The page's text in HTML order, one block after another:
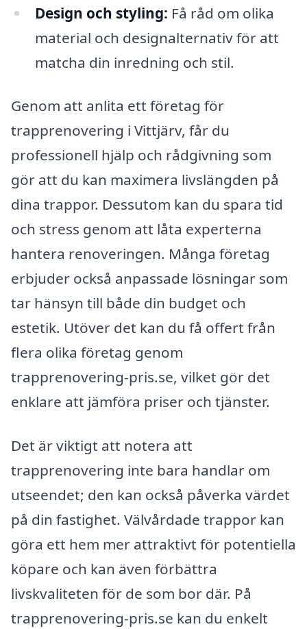
Design och styling: Få råd om olika
material och designalternativ för att
matcha din inredning och stil.
Genom att anlita ett företag för
trapprenovering i Vittjärv, får du
professionell hjälp och rådgivning som
gör att du kan maximera livslängden på
dina trappor. Dessutom kan du spara tid
och stress genom att låta experterna
hantera renoveringen. Många företag
erbjuder också anpassade lösningar som
tar hänsyn till både din budget och
estetik. Utöver det kan du få offert från
flera olika företag genom
trapprenovering-pris.se, vilket gör det
enklare att jämföra priser och tjänster.
Det är viktigt att notera att
trapprenovering inte bara handlar om
utseendet; den kan också påverka värdet
på din fastighet. Välvårdade trappor kan
göra ett hem mer attraktivt för potentiella
köpare och kan även förbättra
livskvaliteten för de som bor där. På
trapprenovering-pris.se kan du enkelt